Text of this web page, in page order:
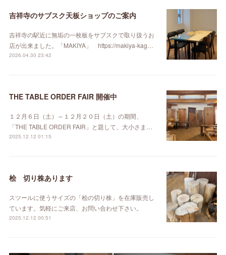
吉祥寺のサブスク天板ショップのご案内
吉祥寺の駅近に無垢の一枚板をサブスクで取り扱うお
店が出来ました。「MAKIYA」 https://makiya-kag…
2026.04.30 23:42
THE TABLE ORDER FAIR 開催中
１２月６日（土）～１２月２０日（土）の期間、
「THE TABLE ORDER FAIR」と題して、大小さま…
2025.12.12 01:15
桧 切り株あります
スツールに使うサイズの「桧の切り株」を在庫販売し
ています。気軽にご来店、お問い合わせ下さい。
2025.12.12 00:51